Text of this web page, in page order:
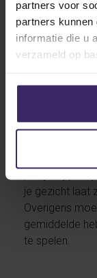
partners voor
partners
informatie die u
verzameld op
vakken die ik
dan ook een
mogelijke
ik denk dat
combineren.
lessen volgen
zeggen ze
je gezicht laat
Overigens
gemiddelde
te spelen.